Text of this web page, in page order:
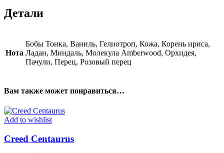
Детали
Нота
Бобы Тонка, Ваниль, Гелиотроп, Кожа, Корень ириса,
Ладан, Миндаль, Молекула Amberwood, Орхидея,
Пачули, Перец, Розовый перец
Вам также может понравиться…
Add to wishlist
Creed Centaurus